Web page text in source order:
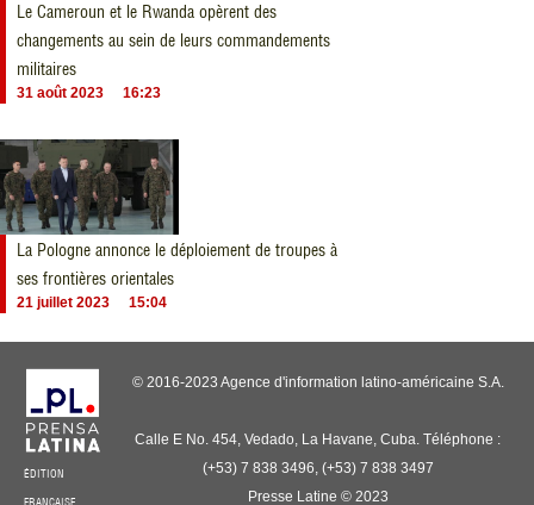
Le Cameroun et le Rwanda opèrent des
changements au sein de leurs commandements
militaires
31 août 2023 16:23
La Pologne annonce le déploiement de troupes à
ses frontières orientales
21 juillet 2023 15:04
ÉDITION
© 2016-2023 Agence d'information latino-américaine S.A.
Calle E No. 454, Vedado, La Havane, Cuba. Téléphone :
(+53) 7 838 3496, (+53) 7 838 3497
Presse Latine © 2023